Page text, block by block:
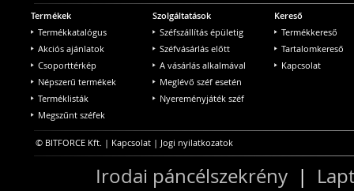
Termékek
Termékkatalógus
Akciós ajánlatok
Csoporttérkép
Népszerű termékek
Terméklisták
Megszűnt széfek
Szolgáltatások
Széfszállítás épületig
Széfvásárlás előtt
A vásárlás alkalmával
Meglévő széf esetén
Nyereményjáték széf
Kereső
Termékkereső
Tartalomkereső
Kapcsolat
© BITFORCE Kft. | Kapcsolat | Jogi nyilatkozatok
Irodai páncélszekrény |